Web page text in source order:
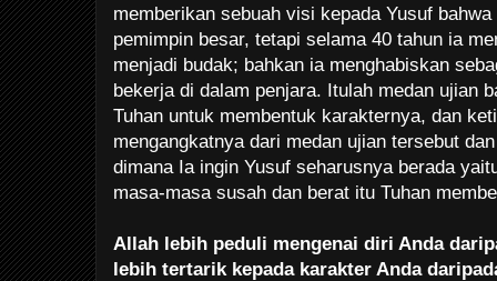
memberikan sebuah visi kepada Yusuf
pemimpin besar, tetapi selama 40 tahun ia
menjadi budak; bahkan ia menghabiskan
bekerja di dalam penjara. Itulah medan ujian
Tuhan untuk membentuk karakternya, dan
mengangkatnya dari medan ujian tersebut
dimana Ia ingin Yusuf seharusnya berada
masa-masa susah dan berat itu Tuhan
Allah lebih peduli mengenai diri Anda
lebih tertarik kepada karakter Anda